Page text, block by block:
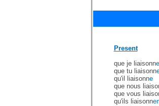
Present
que je liaisonne
que tu liaisonn
qu'il liaisonne
que nous
que vous
qu'ils liaisonn